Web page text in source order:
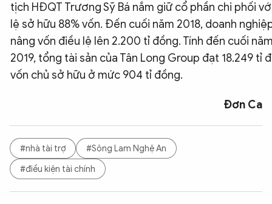
tịch HĐQT Trương Sỹ Bá nắm giữ cổ phần chi phối
lệ sở hữu 88% vốn. Đến cuối năm 2018, doanh
nâng vốn điều lệ lên 2.200 tỉ đồng. Tính đến cuối
2019, tổng tài sản của Tân Long Group đạt 18.249 tỉ
vốn chủ sở hữu ở mức 904 tỉ đồng.
Đơn Ca
#nhà tài trợ
#Sông Lam Nghệ An
#điều kiện tài chính